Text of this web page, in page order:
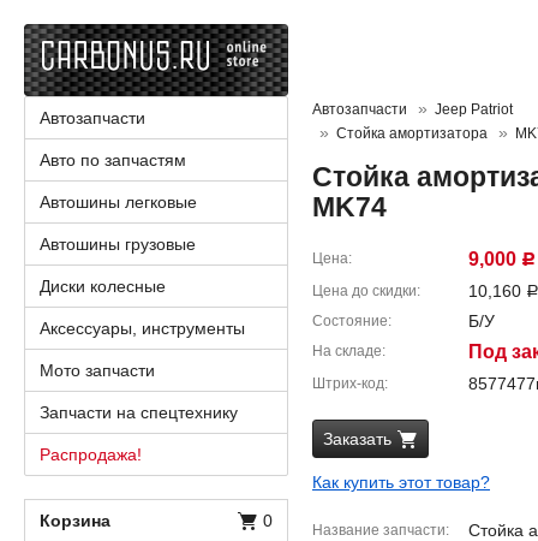
Автозапчасти
Jeep Patriot
Стойка амортизатора
Стойка
MK74
Цена 9,000 Р
Цена до скидки 10,160 Р
Состояние Б/У
На складе Под
Штрих-код
Заказать
Как купить этот товар?
Название запчасти Стойка
Автозапчасти
Авто по запчастям
Автошины легковые
Автошины грузовые
Диски колесные
Аксессуары, инструменты
Мото запчасти
Запчасти на спецтехнику
Распродажа!
Корзина 0